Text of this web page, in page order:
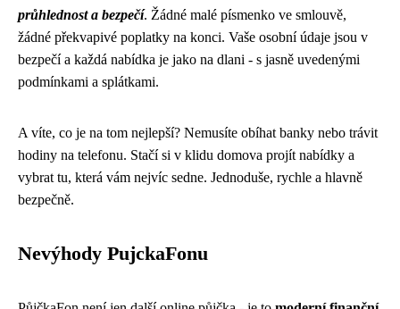
průhlednost a bezpečí. Žádné malé písmenko ve smlouvě,
žádné překvapivé poplatky na konci. Vaše osobní údaje jsou v
bezpečí a každá nabídka je jako na dlani - s jasně uvedenými
podmínkami a splátkami.
A víte, co je na tom nejlepší? Nemusíte obíhat banky nebo trávit
hodiny na telefonu. Stačí si v klidu domova projít nabídky a
vybrat tu, která vám nejvíc sedne. Jednoduše, rychle a hlavně
bezpečně.
Nevýhody PujckaFonu